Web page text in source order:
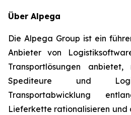
Über Alpega
Die Alpega Group ist ein
Anbieter von
Transportlösungen
Spediteure und
Transportabwicklung
Lieferkette rationalisieren und